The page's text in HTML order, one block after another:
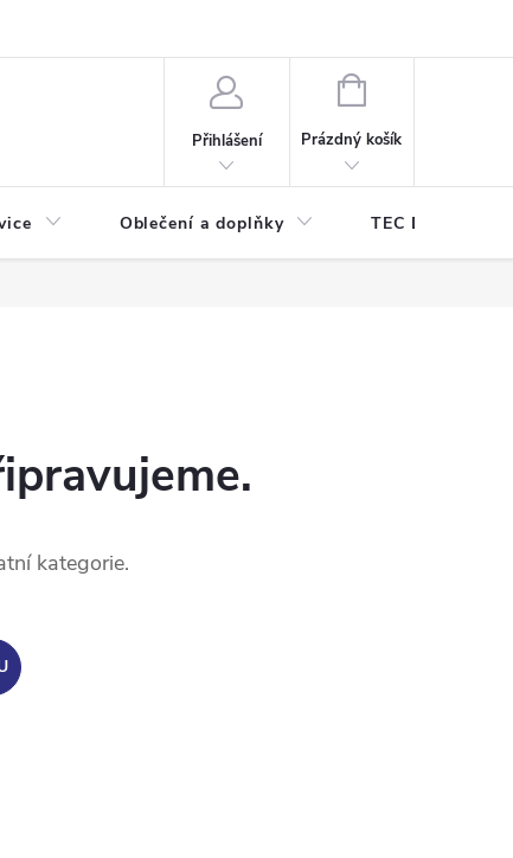
Přihlášení
NÁKUPNÍ
Prázdný košík
Oblečení a doplňky TEC DIVE
kategorie.